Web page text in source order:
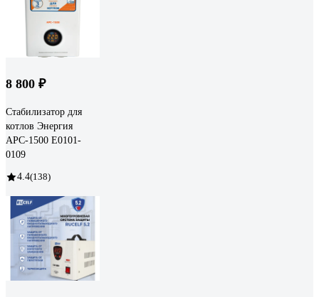
8 800 ₽
Стабилизатор для
котлов Энергия
АРС-1500 Е0101-
0109
4.4(138)